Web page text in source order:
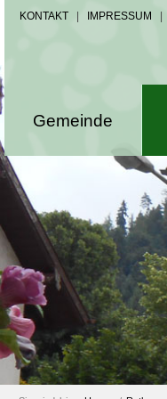
KONTAKT IMPRESSUM
Gemeinde